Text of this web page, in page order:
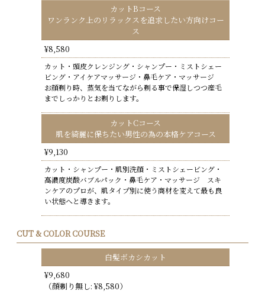
カットBコース
ワンランク上のリラックスを追求したい方向けコー
ス
¥8,580
カット・頭皮クレンジング・シャンプー・ミストシェー
ビング・アイケアマッサージ・鼻毛ケア・マッサージ
お顔剃り時、蒸気を当てながら剃る事で保湿しつつ産毛
までしっかりとお剃りします。
カットCコース
肌を綺麗に保ちたい男性の為の本格ケアコース
¥9,130
カット・シャンプー・肌別洗顔・ミストシェービング・
高濃度炭酸バブルパック・鼻毛ケア・マッサージ スキ
ンケアのプロが、肌タイプ別に使う商材を変えて最も良
い状態へと導きます。
CUT & COLOR COURSE
白髪ボカシカット
¥9,680
（顔剃り無し: ¥8,580）